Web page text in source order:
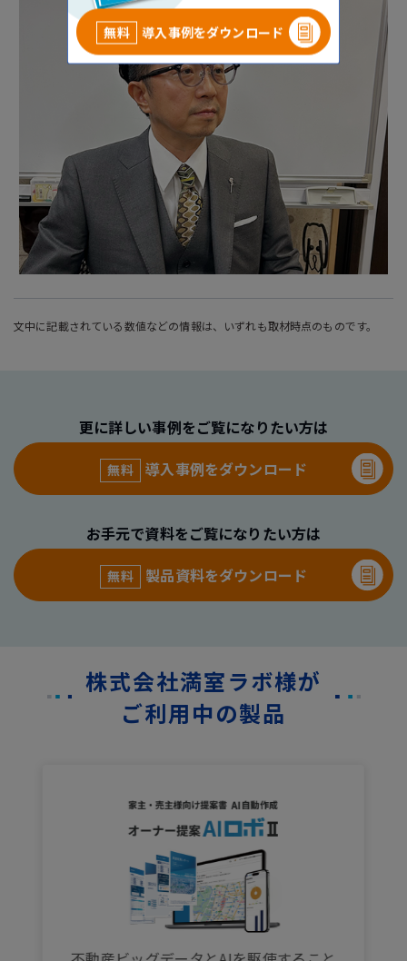
文中に記載されている数値などの情報は、いずれも取材時点のものです。
更に詳しい事例をご覧になりたい方は
無料 導入事例をダウンロード
お手元で資料をご覧になりたい方は
無料 製品資料をダウンロード
株式会社満室ラボ様が
ご利用中の製品
無料 導入事例をダウンロード